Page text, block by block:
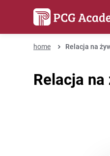
home Relacja na
Relacja